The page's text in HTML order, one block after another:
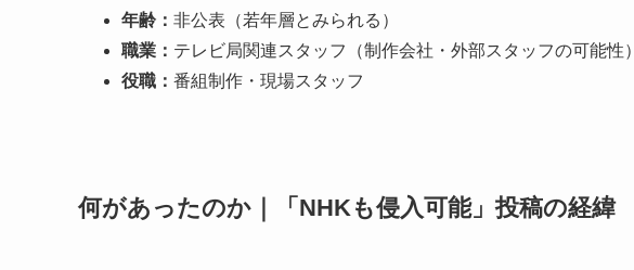
年齢： 非公表（若年層とみられる）
職業： テレビ局関連スタッフ（制作会社・外部スタッフの可能性）
役職： 番組制作・現場スタッフ
何があったのか｜「NHKも侵入可能」投稿の経緯